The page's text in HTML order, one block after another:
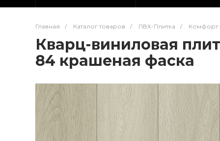
Главная / Каталог товаров / ПВХ-Плитка / Комфорт
Кварц-виниловая
84 крашеная фаска